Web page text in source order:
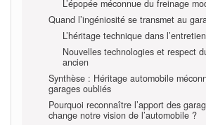
L’épopée méconnue du freinage
Quand l’ingéniosité se transmet au
L’héritage technique dans
Nouvelles technologies et respect
ancien
Synthèse : Héritage automobile
garages oubliés
Pourquoi reconnaître l’apport des
change notre vision de l’automobile ?